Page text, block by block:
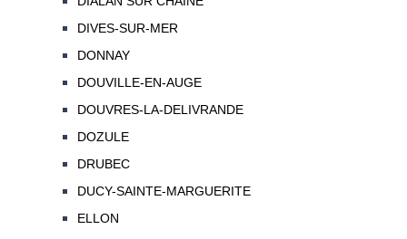
DIVES-SUR-MER
DONNAY
DOUVILLE-EN-AUGE
DOUVRES-LA-DELIVRANDE
DOZULE
DRUBEC
DUCY-SAINTE-MARGUERITE
ELLON